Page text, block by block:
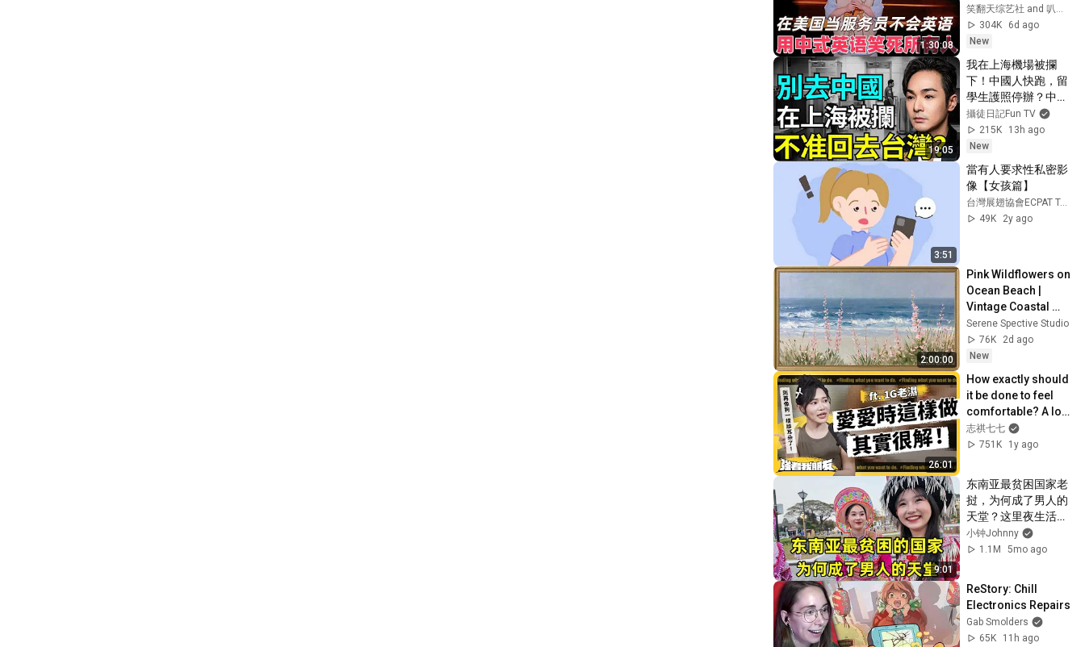
1:30:08
靠口音把全场笑疯
了！#喜剧之王单口
季 #脱口秀 #搞笑 #
喜剧 #funny #综艺
笑翻天综艺社 and 叭叭一下
304K
6d ago
New
19:05
我在上海機場被攔
下！中國人快跑，留
學生護照停辦？中共
全球大追稅，割完大
白割華僑！海外資產
全面繳回北京
攝徒日記Fun TV
215K
13h ago
New
3:51
當有人要求性私密影
像【女孩篇】
台灣展翅協會ECPAT Taiwan
49K
2y ago
2:00:00
Pink Wildflowers on
Ocean Beach |
Vintage Coastal
Seascape Oil
Painting | 4K
Ambient TV
Serene Spective Studio
76K
2d ago
New
26:01
How exactly should
it be done to feel
comfortable? A lot
of guys might not
even know...
志祺七七
751K
1y ago
9:01
东南亚最贫困国家老
挝，为何成了男人的
天堂？这里夜生活有
多精彩？
小钟Johnny
1.1M
5mo ago
ReStory: Chill
Electronics Repairs
Gab Smolders
65K
11h ago